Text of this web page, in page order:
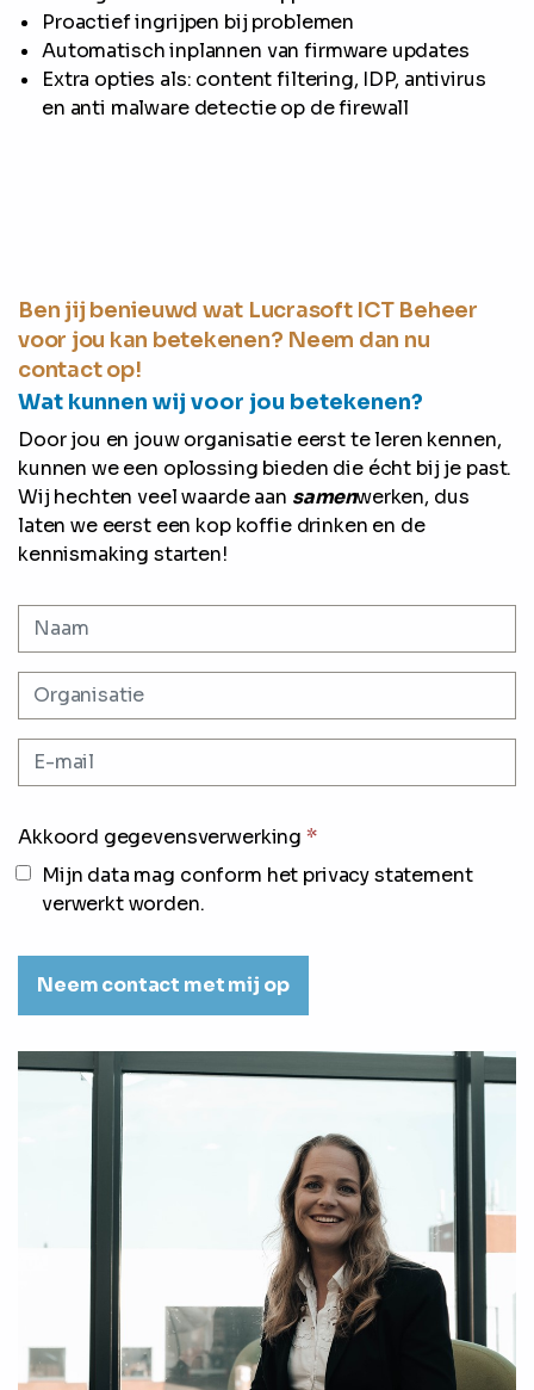
Proactief ingrijpen bij problemen
Automatisch inplannen van firmware updates
Extra opties als: content filtering, IDP, antivirus
en anti malware detectie op de firewall
Ben jij benieuwd wat Lucrasoft ICT Beheer
voor jou kan betekenen? Neem dan nu
contact op!
Wat kunnen wij voor jou betekenen?
Door jou en jouw organisatie eerst te leren kennen,
kunnen we een oplossing bieden die écht bij je past.
Wij hechten veel waarde aan samenwerken, dus
laten we eerst een kop koffie drinken en de
kennismaking starten!
Akkoord gegevensverwerking *
Mijn data mag conform het privacy statement
verwerkt worden.